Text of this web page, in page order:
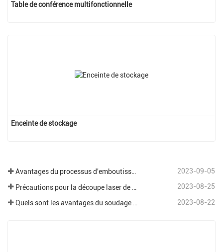
Table de conférence multifonctionnelle
Enceinte de stockage
Avantages du processus d'emboutissage de tôle 2023-09-05
2023-08-25
2023-08-22